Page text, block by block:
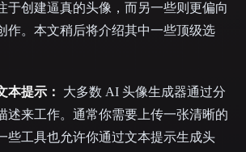
于创建逼真的头像，而另一些则更偏向
作。本文稍后将介绍其中一些顶级选
本提示：
大多数 AI 头像生成器通过分
述来工作。通常你需要上传一张清晰的
些工具也允许你通过文本提示生成头